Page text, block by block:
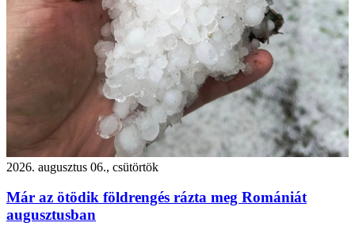
2026. augusztus 06., csütörtök
Már az ötödik földrengés rázta meg Romániát
augusztusban